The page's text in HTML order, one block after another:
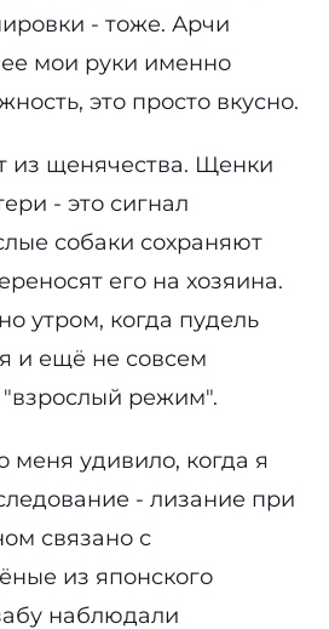
- тоже. Арчи
мои руки именно
это просто вкусно.
из щенячества. Щенки
- это сигнал
собаки сохраняют
его на хозяина.
утром, когда пудель
и ещё не совсем
режим".
меня удивило, когда я
- лизание при
связано с
из японского
наблюдали